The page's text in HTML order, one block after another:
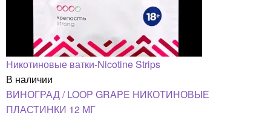
Никотиновые ватки-Nicotine Strips
В наличии
ВИНОГРАД / LOOP GRAPE НИКОТИНОВЫЕ
ПЛАСТИНКИ 12 МГ